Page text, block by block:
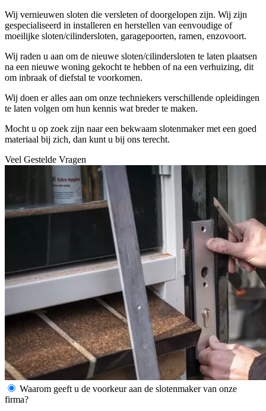
Wij vernieuwen sloten die versleten of doorgelopen zijn. Wij zijn
gespecialiseerd in installeren en herstellen van eenvoudige of
moeilijke sloten/cilindersloten, garagepoorten, ramen, enzovoort.
Wij raden u aan om de nieuwe sloten/cilindersloten te laten plaatsen
na een nieuwe woning gekocht te hebben of na een verhuizing, dit
om inbraak of diefstal te voorkomen.
Wij doen er alles aan om onze techniekers verschillende opleidingen
te laten volgen om hun kennis wat breder te maken.
Mocht u op zoek zijn naar een bekwaam slotenmaker met een goed
materiaal bij zich, dan kunt u bij ons terecht.
Veel Gestelde Vragen
Waarom geeft u de voorkeur aan de slotenmaker van onze
firma?